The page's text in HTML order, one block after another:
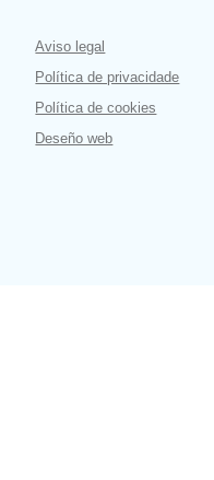
Aviso legal
Política de privacidade
Política de cookies
Deseño web